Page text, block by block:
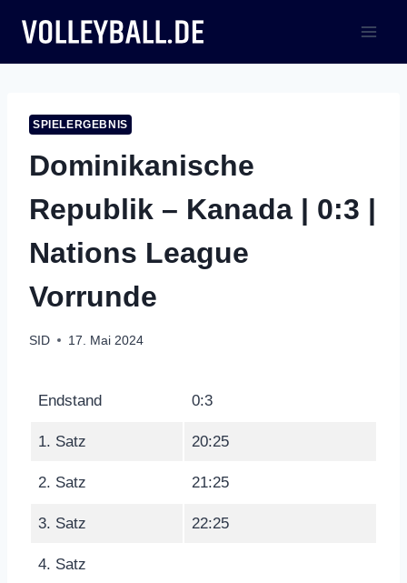
Inhalt
springen
SPIELERGEBNIS
Dominikanische
Republik – Kanada | 0:3 |
Nations League
Vorrunde
SID 17. Mai 2024
Endstand 0:3
1. Satz 20:25
2. Satz 21:25
3. Satz 22:25
4. Satz